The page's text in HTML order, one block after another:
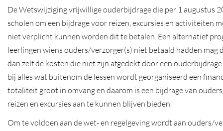
De Wetswijziging vrijwillige ouderbijdrage die per 1 augustus
scholen om een bijdrage voor reizen, excursies en activiteiten
niet verplicht kunnen worden dit te betalen. Een alternatief
leerlingen wiens ouders/verzorger(s) niet betaald hadden mag
dan zelf de kosten die niet zijn afgedekt door een
bij alles wat buitenom de lessen wordt georganiseerd een
totaliteit groot in omvang en daarom is een bijdrage van
reizen en excursies aan te kunnen blijven bieden.
Om te voldoen aan de wet- en regelgeving wordt aan ouders/